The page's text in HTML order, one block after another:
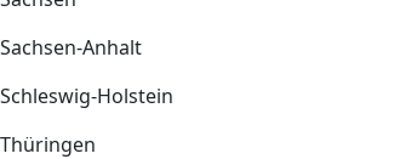
Sachsen-Anhalt
Schleswig-Holstein
Thüringen